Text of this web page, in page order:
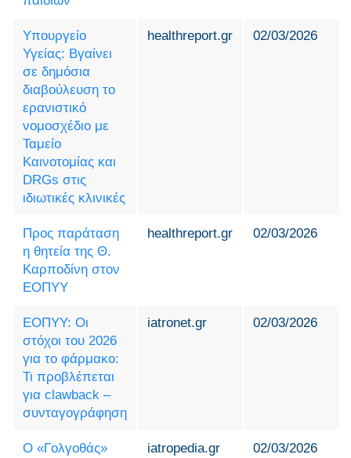
Υπουργείο
Υγείας: Βγαίνει
σε δημόσια
διαβούλευση το
ερανιστικό
νομοσχέδιο με
Ταμείο
Καινοτομίας και
DRGs στις
ιδιωτικές κλινικές
healthreport.gr 02/03/2026
Προς παράταση
η θητεία της Θ.
Καρποδίνη στον
ΕΟΠΥΥ
healthreport.gr 02/03/2026
ΕΟΠΥΥ: Οι
στόχοι του 2026
για το φάρμακο:
Τι προβλέπεται
για clawback –
συνταγογράφηση
iatronet.gr 02/03/2026
Ο «Γολγοθάς»
iatropedia.gr 02/03/2026